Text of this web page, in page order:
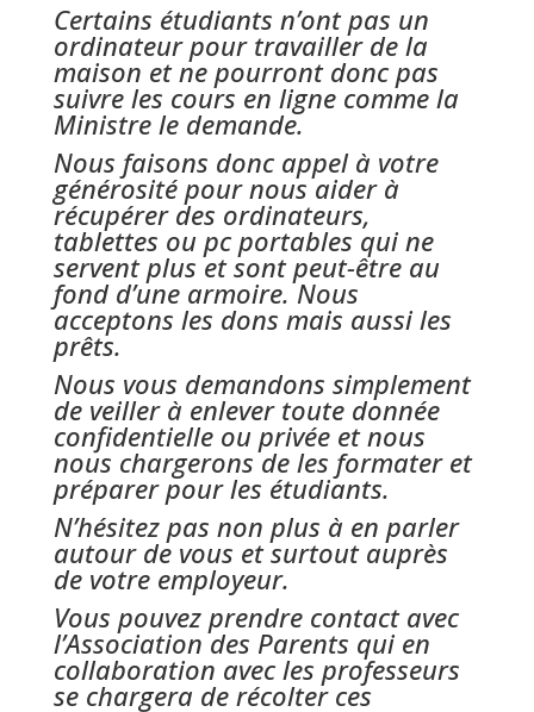
Certains étudiants n’ont pas un
ordinateur pour travailler de la
maison et ne pourront donc pas
suivre les cours en ligne comme la
Ministre le demande.
Nous faisons donc appel à votre
générosité pour nous aider à
récupérer des ordinateurs,
tablettes ou pc portables qui ne
servent plus et sont peut-être au
fond d’une armoire. Nous
acceptons les dons mais aussi les
prêts.
Nous vous demandons simplement
de veiller à enlever toute donnée
confidentielle ou privée et nous
nous chargerons de les formater et
préparer pour les étudiants.
N’hésitez pas non plus à en parler
autour de vous et surtout auprès
de votre employeur.
Vous pouvez prendre contact avec
l’Association des Parents qui en
collaboration avec les professeurs
se chargera de récolter ces